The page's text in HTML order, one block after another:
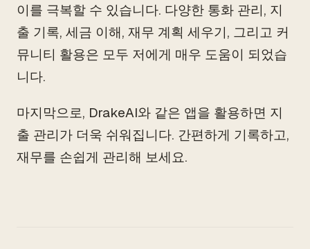
이를 극복할 수 있습니다. 다양한 통화 관리, 지
출 기록, 세금 이해, 재무 계획 세우기, 그리고 커
뮤니티 활용은 모두 저에게 매우 도움이 되었습
니다.
마지막으로, DrakeAI와 같은 앱을 활용하면 지
출 관리가 더욱 쉬워집니다. 간편하게 기록하고,
재무를 손쉽게 관리해 보세요.